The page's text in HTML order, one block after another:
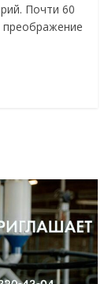
Почти 60
преображение